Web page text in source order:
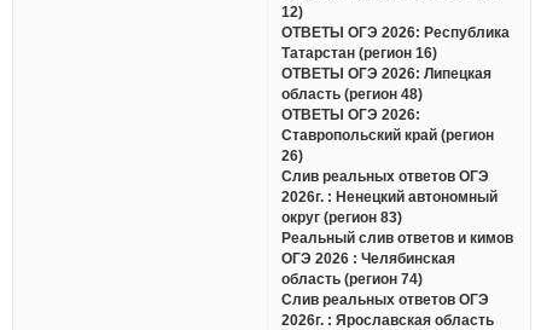
12)
ОТВЕТЫ ОГЭ 2026: Республика
Татарстан (регион 16)
ОТВЕТЫ ОГЭ 2026: Липецкая
область (регион 48)
ОТВЕТЫ ОГЭ 2026:
Ставропольский край (регион
26)
Слив реальных ответов ОГЭ
2026г. : Ненецкий автономный
округ (регион 83)
Реальный слив ответов и кимов
ОГЭ 2026 : Челябинская
область (регион 74)
Слив реальных ответов ОГЭ
2026г. : Ярославская область